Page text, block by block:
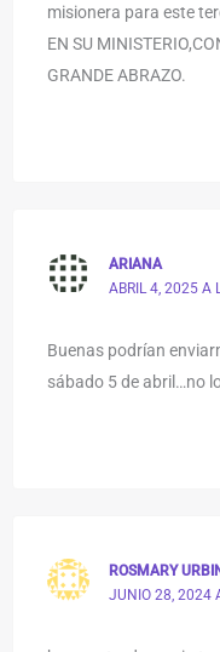
misionera para este
EN SU
GRANDE ABRAZO.
ARIANA
ABRIL 4, 2025 A
Buenas podrían
sábado 5 de abril…no
ROSMARY
JUNIO 28, 2024